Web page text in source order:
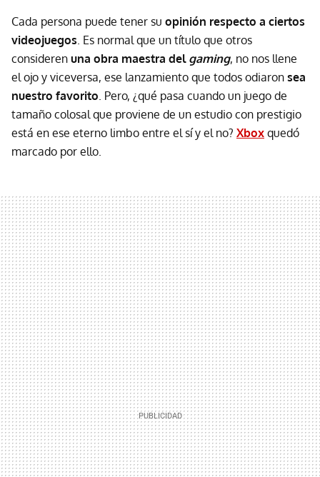
Cada persona puede tener su opinión respecto a ciertos
videojuegos. Es normal que un título que otros
consideren una obra maestra del gaming, no nos llene
el ojo y viceversa, ese lanzamiento que todos odiaron sea
nuestro favorito. Pero, ¿qué pasa cuando un juego de
tamaño colosal que proviene de un estudio con prestigio
está en ese eterno limbo entre el sí y el no? Xbox quedó
marcado por ello.